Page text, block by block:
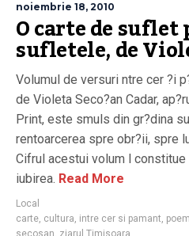
noiembrie 18, 2010
O carte de
sufletele, de
Volumul de versuri ntre cer ?i
de Violeta Seco?an Cadar,
Print, este smuls din gr?dina
rentoarcerea spre obr?ii, spre
Cifrul acestui volum l constitue
iubirea. Read More
Local
carte, cultura, intre cer si pamant,